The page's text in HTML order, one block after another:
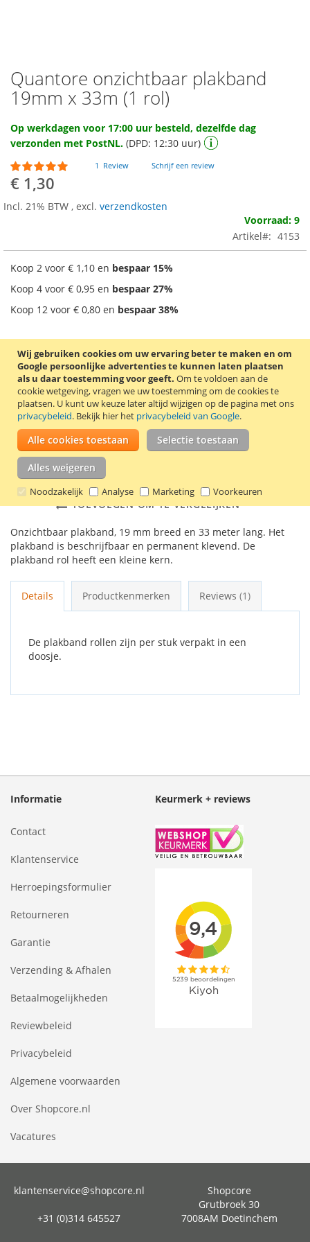
Wij gebruiken cookies om uw ervaring beter te maken en om
Google persoonlijke advertenties te kunnen laten plaatsen
als u daar toestemming voor geeft. Om te voldoen aan de
cookie wetgeving, vragen we uw toestemming om de cookies te
plaatsen. U kunt uw keuze later altijd wijzigen op de pagina met ons
privacybeleid. Bekijk hier het privacybeleid van Google.
Alle cookies toestaan Selectie toestaan
Alles weigeren
Noodzakelijk Analyse Marketing Voorkeuren
Ga
naar
het
van
de
afbeeldingen-
gallerij
Quantore onzichtbaar plakband
19mm x 33m (1 rol)
Op werkdagen voor 17:00 uur besteld, dezelfde dag
verzonden met PostNL. (DPD: 12:30 uur)
Waardering:
100
% of100
1 Review Schrijf een review
€ 1,30
Incl. 21% BTW , excl. verzendkosten
Voorraad: 9
Artikel
4153
Koop 2 voor € 1,10 en bespaar 15%
Koop 4 voor € 0,95 en bespaar 27%
Koop 12 voor € 0,80 en bespaar 38%
In Winkelwagen
VOEG TOE AAN VERLANGLIJST
TOEVOEGEN OM TE VERGELIJKEN
Onzichtbaar plakband, 19 mm breed en 33 meter lang. Het
plakband is beschrijfbaar en permanent klevend. De
plakband rol heeft een kleine kern.
Details Productkenmerken Reviews 1
De plakband rollen zijn per stuk verpakt in een
doosje.
Informatie
Contact
Klantenservice
Herroepingsformulier
Retourneren
Garantie
Verzending & Afhalen
Betaalmogelijkheden
Reviewbeleid
Privacybeleid
Algemene voorwaarden
Over Shopcore.nl
Vacatures
Keurmerk + reviews
klantenservice@shopcore.nl
+31 (0)314 645527
Shopcore
Grutbroek 30
7008AM Doetinchem